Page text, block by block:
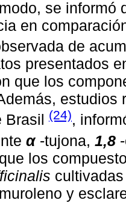
se informó
en
de
presentados
que los
estudios
Brasil (24),
α -tujona, 1,8
los
y